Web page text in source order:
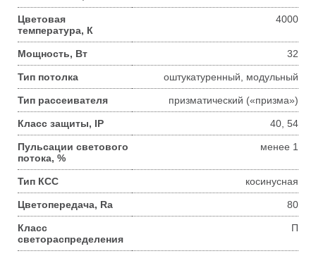
Цветовая
температура, К
4000
Мощность, Вт 32
Тип потолка оштукатуренный, модульный
Тип рассеивателя призматический («призма»)
Класс защиты, IP 40, 54
Пульсации светового
потока, %
менее 1
Тип КСС косинусная
Цветопередача, Ra 80
Класс
светораспределения
П